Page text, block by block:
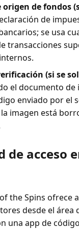
origen de fondos
de
se usa
transacciones
(si se
el documento de
enviado por el
imagen está
de acceso
the Spins ofrece
desde el área
una app de